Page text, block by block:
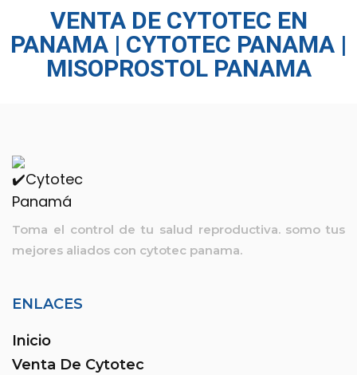
VENTA DE CYTOTEC EN
PANAMA | CYTOTEC PANAMA |
MISOPROSTOL PANAMA
Toma el control de tu salud reproductiva. somo tus
mejores aliados con cytotec panama.
ENLACES
Inicio
Venta De Cytotec